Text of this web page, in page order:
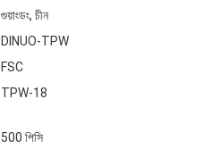
গুয়াংডং, চীন
DINUO-TPW
FSC
TPW-18
500 পিসি